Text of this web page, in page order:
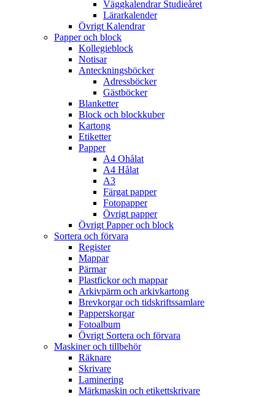
Väggkalendrar Studieåret
Lärarkalender
Övrigt Kalendrar
Papper och block
Kollegieblock
Notisar
Anteckningsböcker
Adressböcker
Gästböcker
Blanketter
Block och blockkuber
Kartong
Etiketter
Papper
A4 Ohålat
A4 Hålat
A3
Färgat papper
Fotopapper
Övrigt papper
Övrigt Papper och block
Sortera och förvara
Register
Mappar
Pärmar
Plastfickor och mappar
Arkivpärm och arkivkartong
Brevkorgar och tidskriftssamlare
Papperskorgar
Fotoalbum
Övrigt Sortera och förvara
Maskiner och tillbehör
Räknare
Skrivare
Laminering
Märkmaskin och etikettskrivare